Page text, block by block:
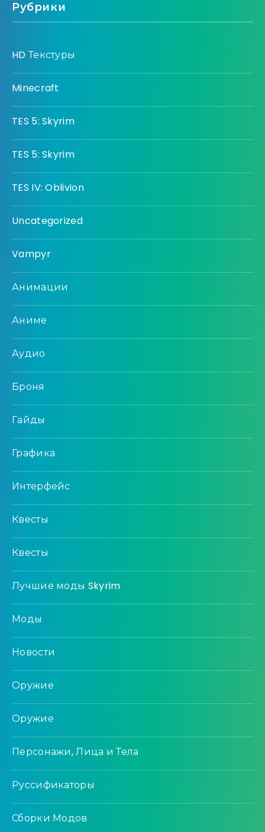
Рубрики
HD Текстуры
Minecraft
TES 5: Skyrim
TES 5: Skyrim
TES IV: Oblivion
Uncategorized
Vampyr
Анимации
Аниме
Аудио
Броня
Гайды
Графика
Интерфейс
Квесты
Квесты
Лучшие моды Skyrim
Моды
Новости
Оружие
Оружие
Персонажи, Лица и Тела
Руссификаторы
Сборки Модов